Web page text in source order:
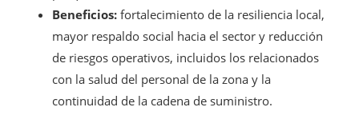
Beneficios: fortalecimiento de la resiliencia local,
mayor respaldo social hacia el sector y reducción
de riesgos operativos, incluidos los relacionados
con la salud del personal de la zona y la
continuidad de la cadena de suministro.